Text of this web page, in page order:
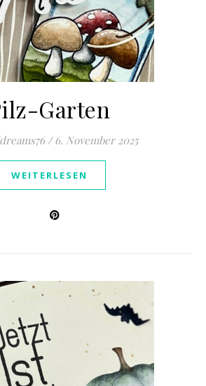
Garten
/ 6. November 2025
WEITERLESEN